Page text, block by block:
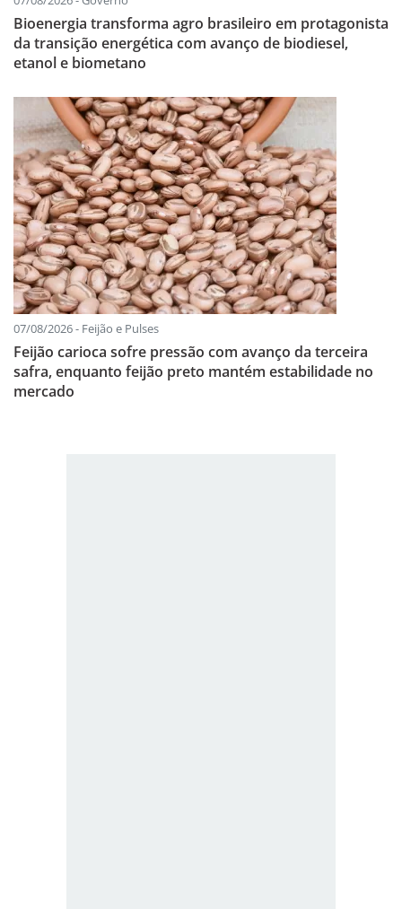
Bioenergia transforma agro brasileiro em protagonista
da transição energética com avanço de biodiesel,
etanol e biometano
07/08/2026 - Feijão e Pulses
Feijão carioca sofre pressão com avanço da terceira
safra, enquanto feijão preto mantém estabilidade no
mercado